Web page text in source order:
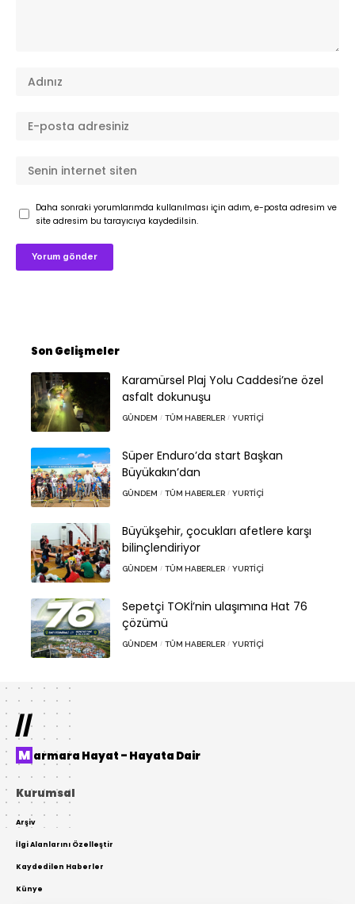
Daha sonraki yorumlarımda kullanılması için adım, e-posta adresim ve
site adresim bu tarayıcıya kaydedilsin.
Son Gelişmeler
Karamürsel Plaj Yolu Caddesi’ne özel
asfalt dokunuşu
GÜNDEM TÜM HABERLER YURTIÇI
Süper Enduro’da start Başkan
Büyükakın’dan
GÜNDEM TÜM HABERLER YURTIÇI
Büyükşehir, çocukları afetlere karşı
bilinçlendiriyor
GÜNDEM TÜM HABERLER YURTIÇI
Sepetçi TOKİ’nin ulaşımına Hat 76
çözümü
GÜNDEM TÜM HABERLER YURTIÇI
//
Marmara Hayat – Hayata Dair
Kurumsal
Arşiv
İlgi Alanlarını Özelleştir
Kaydedilen Haberler
Künye